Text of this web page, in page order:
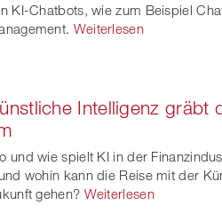
KI-Chatbots, wie zum Beispiel
Weiterlesen
Intelligenz gräbt
und wie spielt KI in der
wohin kann die Reise mit der
gehen? Weiterlesen